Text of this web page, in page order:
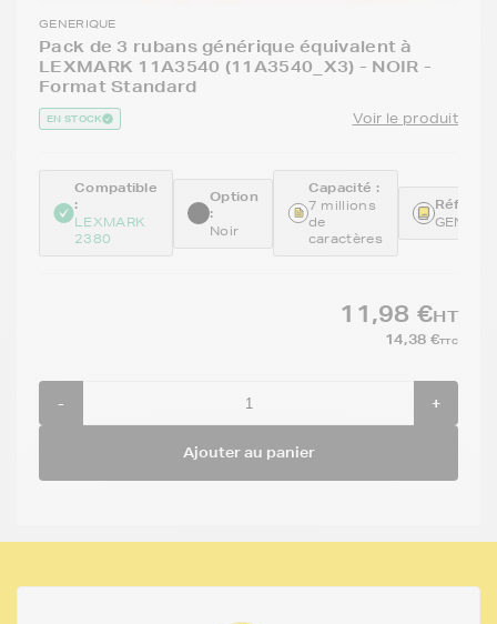
GENERIQUE
Pack de 3 rubans générique équivalent à
LEXMARK 11A3540 (11A3540_X3) - NOIR -
Format Standard
EN STOCK Voir le produit
Compatible
:
LEXMARK
2380
Option
:
Noir
Capacité :
7 millions
de
caractères
11,98 €HT
14,38 €TTC
- +
Ajouter au panier